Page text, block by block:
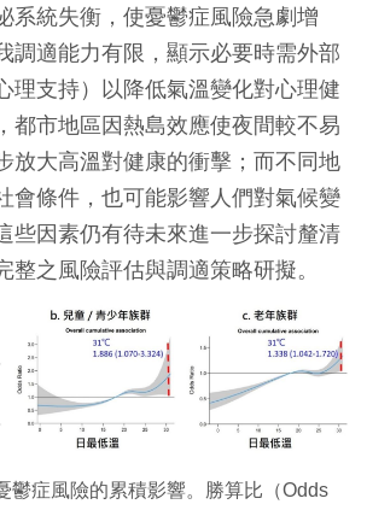
系統失衡，使憂鬱症風險急劇增
調適能力有限，顯示必要時需外部
理支持）以降低氣溫變化對心理健
都市地區因熱島效應使夜間較不易
放大高溫對健康的衝擊；而不同地
會條件，也可能影響人們對氣候變
些因素仍有待未來進一步探討釐清
整之風險評估與調適策略研擬。
鬱症風險的累積影響。勝算比（Odds